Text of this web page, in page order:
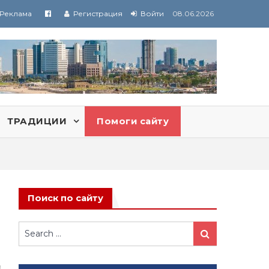
Реклама Регистрация Войти 08.06.2026
ТРАДИЦИИ Помоги сайту
Поиск по сайту
Search
for:
Search